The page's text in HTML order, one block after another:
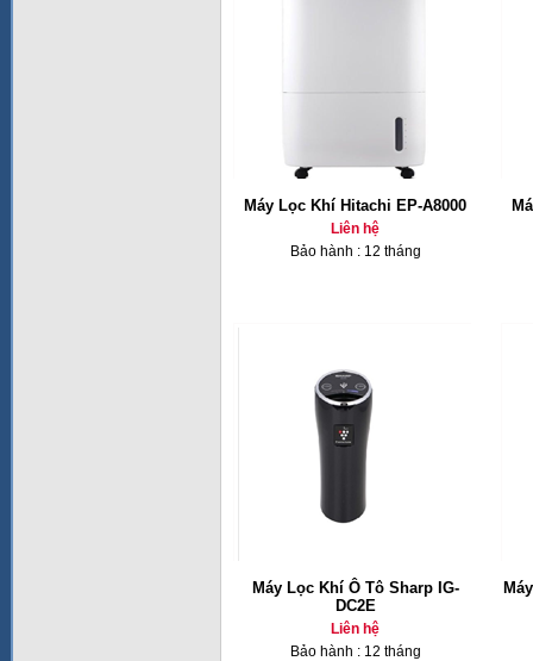
Máy Lọc Khí Hitachi EP-A8000
Liên hệ
Bảo hành : 12 tháng
Máy Lọc Khí Ô Tô Sharp IG-
DC2E
Liên hệ
Bảo hành : 12 tháng